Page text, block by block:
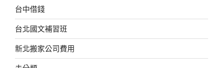
台中借錢
台北國文補習班
新北搬家公司費用